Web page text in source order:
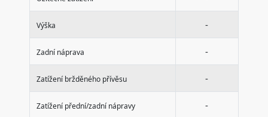
Výška -
Zadní náprava -
Zatížení bržděného přívěsu -
Zatížení přední/zadní nápravy -